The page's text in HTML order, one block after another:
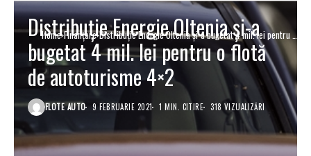
Home Finanţare Distribuție Energie Oltenia și-a bugetat 4 mil. lei pentru o
flotă de autoturisme 4×2
Distribuție Energie Oltenia și-a
bugetat 4 mil. lei pentru o flotă
de autoturisme 4×2
FLOTE AUTO 9 FEBRUARIE 2021 1 MIN. CITIRE 318 VIZUALIZĂRI